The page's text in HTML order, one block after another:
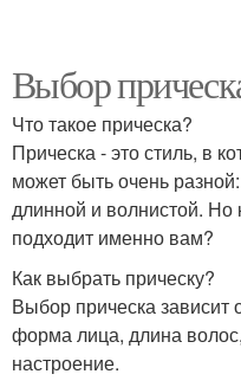
Выбор
Что такое прическа?
Прическа - это стиль, в
может быть очень
длинной и волнистой. Но
подходит именно вам?
Как выбрать прическу?
Выбор прическа зависит
форма лица, длина
настроение.